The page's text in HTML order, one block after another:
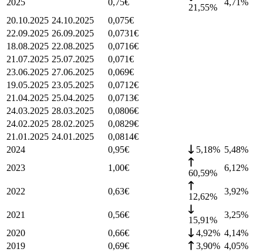
2025
0,75€
21,55%
4,71%
20.10.2025 24.10.2025 0,075€
22.09.2025 26.09.2025 0,0731€
18.08.2025 22.08.2025 0,0716€
21.07.2025 25.07.2025 0,071€
23.06.2025 27.06.2025 0,069€
19.05.2025 23.05.2025 0,0712€
21.04.2025 25.04.2025 0,0713€
24.03.2025 28.03.2025 0,0806€
24.02.2025 28.02.2025 0,0829€
21.01.2025 24.01.2025 0,0814€
2024
0,95€ 5,18% 5,48%
2023
1,00€
60,59%
6,12%
2022 0,63€
12,62%
3,92%
2021 0,56€
15,91%
3,25%
2020
0,66€ 4,92% 4,14%
2019
0,69€ 3,90% 4,05%